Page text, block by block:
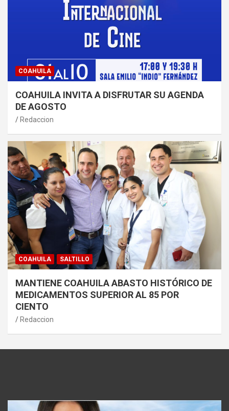
COAHUILA
COAHUILA INVITA A DISFRUTAR SU AGENDA
DE AGOSTO
Redaccion
COAHUILA SALTILLO
MANTIENE COAHUILA ABASTO HISTÓRICO DE
MEDICAMENTOS SUPERIOR AL 85 POR
CIENTO
Redaccion